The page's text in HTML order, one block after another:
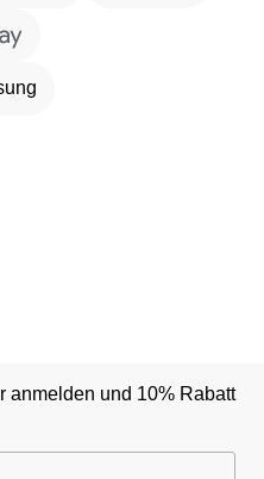
anmelden und 10% Rabatt